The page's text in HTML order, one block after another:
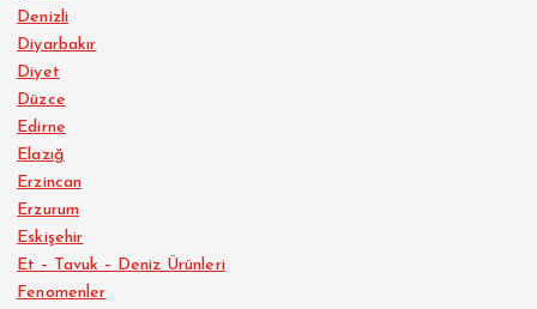
Denizli
Diyarbakır
Diyet
Düzce
Edirne
Elazığ
Erzincan
Erzurum
Eskişehir
Et – Tavuk – Deniz Ürünleri
Fenomenler